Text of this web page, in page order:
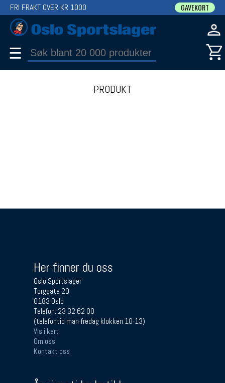
FRI FRAKT OVER KR 1000 GAVEKORT
☰
PRODUKT
Her finner du oss
Oslo Sportslager
Torggata 20
0183 Oslo
Telefon: 23 32 62 00
(telefontid man-fredag klokken 10-13)
Vis i kart
Om oss
Kontakt oss